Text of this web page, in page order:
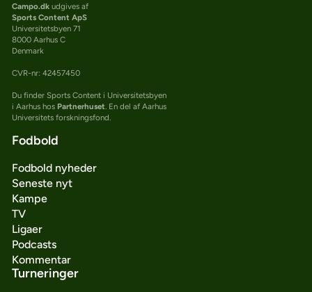
Campo.dkudgives af
Sports Content ApS
Universitetsbyen 71
8000 Aarhus C
Denmark
CVR-nr: 42457450
Du finder Sports Content i Universitetsbyen
i Aarhus hos Partnerhuset. En del af Aarhus
Universitets forskningsfond.
Fodbold
Fodbold nyheder
Seneste nyt
Kampe
TV
Ligaer
Podcasts
Kommentar
Turneringer